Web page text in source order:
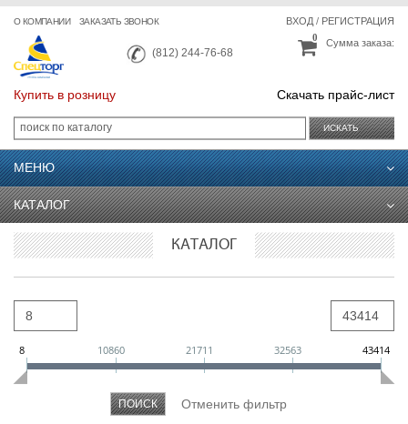
О КОМПАНИИ ЗАКАЗАТЬ ЗВОНОК
(812) 244-76-68
ВХОД/ РЕГИСТРАЦИЯ
Сумма заказа:
0
Купить в розницу Скачать прайс-лист
ИСКАТЬ
МЕНЮ
КАТАЛОГ
КАТАЛОГ
8 10860 21711 32563 43414